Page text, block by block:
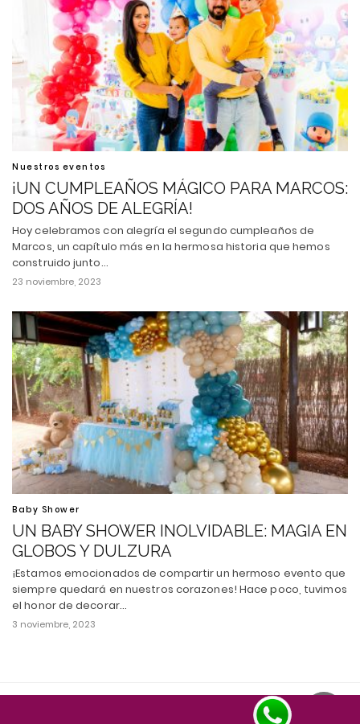
Nuestros eventos
¡UN CUMPLEAÑOS MÁGICO PARA MARCOS:
DOS AÑOS DE ALEGRÍA!
Hoy celebramos con alegría el segundo cumpleaños de
Marcos, un capítulo más en la hermosa historia que hemos
construido junto…
23 noviembre, 2023
Baby Shower
UN BABY SHOWER INOLVIDABLE: MAGIA EN
GLOBOS Y DULZURA
¡Estamos emocionados de compartir un hermoso evento que
siempre quedará en nuestros corazones! Hace poco, tuvimos
el honor de decorar…
3 noviembre, 2023
Ver versión escritorio